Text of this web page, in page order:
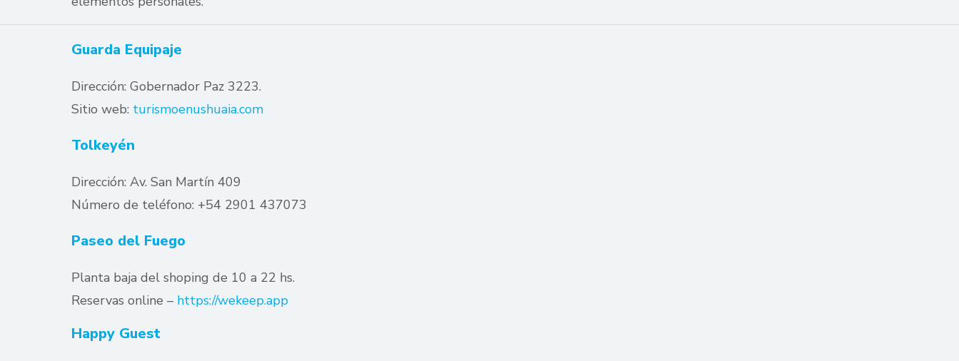
Guarda Equipaje
Dirección: Gobernador Paz 3223.
Sitio web: turismoenushuaia.com
Tolkeyén
Dirección: Av. San Martín 409
Número de teléfono: +54 2901 437073
Paseo del Fuego
Planta baja del shoping de 10 a 22 hs.
Reservas online – https://wekeep.app
Happy Guest